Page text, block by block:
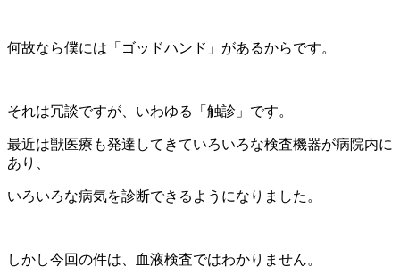
何故なら僕には「ゴッドハンド」があるからです。
それは冗談ですが、いわゆる「触診」です。
最近は獣医療も発達してきていろいろな検査機器が病院内に
あり、
いろいろな病気を診断できるようになりました。
しかし今回の件は、血液検査ではわかりません。